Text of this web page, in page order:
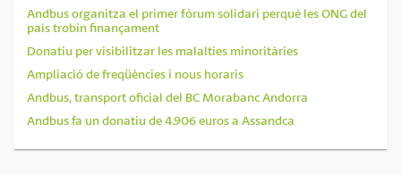
Andbus organitza el primer fòrum solidari perquè les ONG del
país trobin finançament
Donatiu per visibilitzar les malalties minoritàries
Ampliació de freqüències i nous horaris
Andbus, transport oficial del BC Morabanc Andorra
Andbus fa un donatiu de 4.906 euros a Assandca